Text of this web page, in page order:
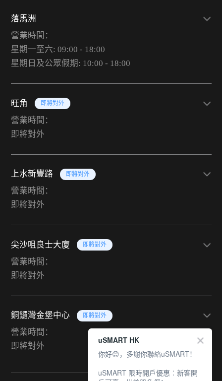
落馬洲
營業時間：
星期一至六: 09:00 - 18:00
星期日及公眾假期: 10:00 - 18:00
旺角 即將對外
營業時間：
即將對外
上水新豐路 即將對外
營業時間：
即將對外
尖沙咀良士大廈 即將對外
營業時間：
即將對外
銅鑼灣金堡中心 即將對外
營業時間：
即將對外
uSMART HK
你好😊，多謝你聯絡uSMART！
uSMART 限時開戶優惠︰新客開